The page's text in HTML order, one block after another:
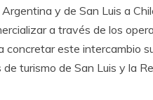
y de San Luis a
a través de los
concretar este intercambio
turismo de San Luis y la